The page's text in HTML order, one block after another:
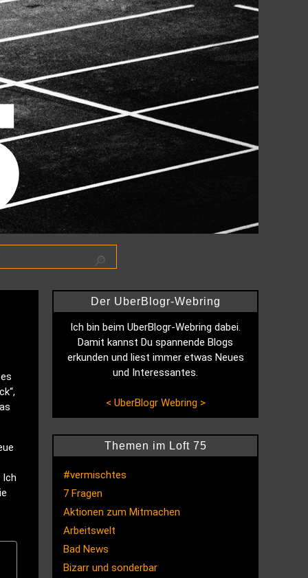
Ich
Der UberBlogr-Webring
Ich bin beim UberBlogr-Webring dabei.
Damit kannst Du spannende Blogs
erkunden und liest immer etwas Neues
und Interessantes.
< UberBlogr Webring >
Themen im Loft 75
#vermischtes
7 Fragen
Aktionen zum Mitmachen
Arbeitswelt
Bad News
Bizarr und sonderbar